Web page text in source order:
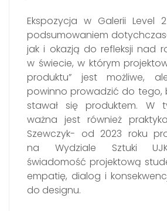
Ekspozycja w Galerii Level
podsumowaniem
jak i okazją do refleksji nad
w świecie, w którym
produktu” jest możliwe,
powinno prowadzić do tego,
stawał się produktem. W
ważna jest również
Szewczyk- od 2023 roku
na Wydziale Sztuki
świadomość projektową
empatię, dialog i
do designu.